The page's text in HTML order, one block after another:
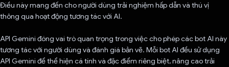
Điều này mang đến cho người dùng trải nghiệm hấp dẫn và thú vị
thông qua hoạt động tương tác với AI.
API Gemini đóng vai trò quan trọng trong việc cho phép các bot AI này
tương tác với người dùng và đánh giá bản vẽ. Mỗi bot AI đều sử dụng
API Gemini để thể hiện cá tính và đặc điểm riêng biệt, nâng cao trải